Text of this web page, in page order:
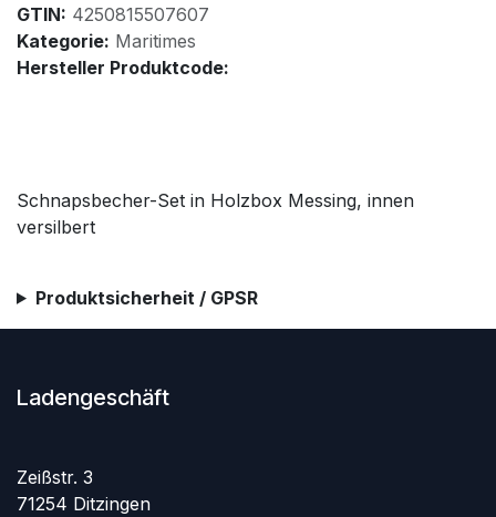
GTIN: 4250815507607
Kategorie: Maritimes
Hersteller Produktcode:
Schnapsbecher-Set in Holzbox Messing, innen
versilbert
Produktsicherheit / GPSR
Ladengeschäft
Zeißstr. 3
71254 Ditzingen